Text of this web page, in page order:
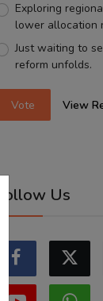
Exploring
lower allocation
Just waiting to
reform unfolds.
Vote View
Follow Us